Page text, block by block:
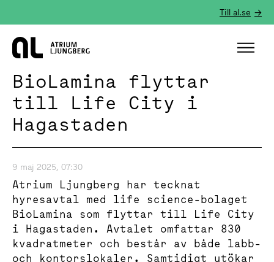
Till al.se
Hem
BioLamina flyttar
till Life City i
Hagastaden
9 maj 2025, 07:30
Atrium Ljungberg har tecknat
hyresavtal med life science-bolaget
BioLamina som flyttar till Life City
i Hagastaden. Avtalet omfattar 830
kvadratmeter och består av både labb-
och kontorslokaler. Samtidigt utökar